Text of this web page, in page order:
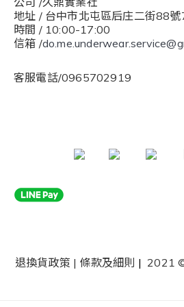
地址 / 台中市北屯區后庄二街88號
時間 / 10:00-17:00
信箱 /
客服電話/0965702919
退換貨政策 | 條款及細則 | 2021